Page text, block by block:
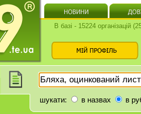
В базі - 15224 організацій
шукати: в назвах в